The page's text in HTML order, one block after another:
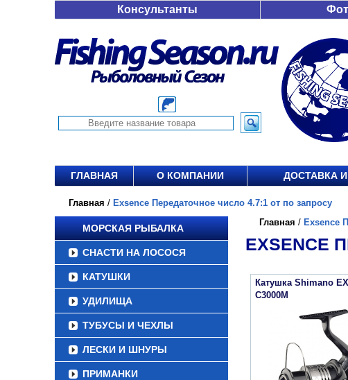
Консультанты
ГЛАВНАЯ О КОМПАНИИ ДОСТАВКА
Главная / Exsence Передаточное число 4.7:1 от по запросу
МОРСКАЯ РЫБАЛКА
СНАСТИ НА ЛОСОСЯ
КАТУШКИ
УДИЛИЩА
ТУБУСЫ И ЧЕХЛЫ
ЛЕСКИ И ШНУРЫ
ПРИМАНКИ
Главная / Exsence
Катушка Shimano
C3000M